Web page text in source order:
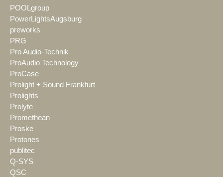
POOLgroup
PowerLightsAugsburg
preworks
PRG
Pro Audio-Technik
ProAudio Technology
ProCase
Prolight + Sound Frankfurt
Prolights
Prolyte
Promethean
Proske
Protones
publitec
Q-SYS
QSC